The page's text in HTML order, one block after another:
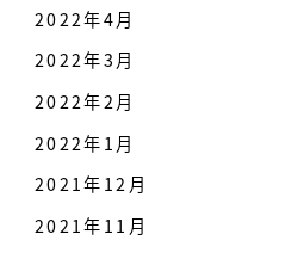
2022年4月
2022年3月
2022年2月
2022年1月
2021年12月
2021年11月